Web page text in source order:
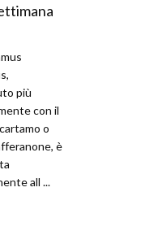
più
con il
o
è
all ...